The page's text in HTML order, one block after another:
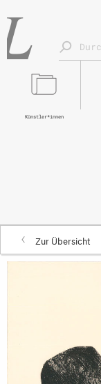
Künstler*innen
Zur Übersicht